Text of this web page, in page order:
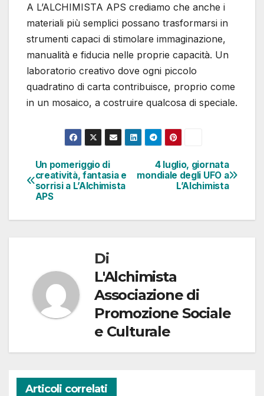
A L’ALCHIMISTA APS crediamo che anche i
materiali più semplici possano trasformarsi in
strumenti capaci di stimolare immaginazione,
manualità e fiducia nelle proprie capacità. Un
laboratorio creativo dove ogni piccolo
quadratino di carta contribuisce, proprio come
in un mosaico, a costruire qualcosa di speciale.
Navigazione
articoli
4 luglio, giornata
mondiale degli UFO a
L’Alchimista
Un pomeriggio di
creatività, fantasia e
sorrisi a L’Alchimista
APS
Di
L'Alchimista
Associazione di
Promozione Sociale
e Culturale
Articoli correlati